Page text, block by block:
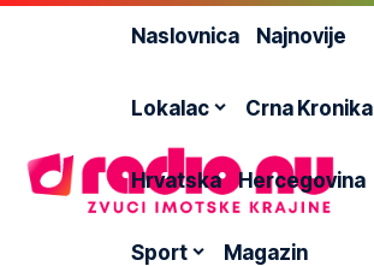
Naslovnica Najnovije
Lokalac Crna Kronika
Hrvatska Hercegovina
Sport Magazin